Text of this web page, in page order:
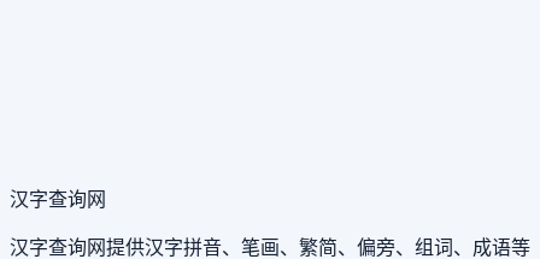
汉字查询网
汉字查询网提供汉字拼音、笔画、繁简、偏旁、组词、成语等